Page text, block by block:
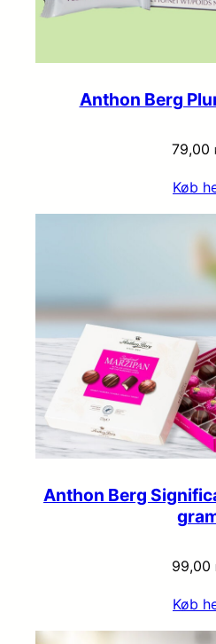
Anthon Berg
79,00
Køb
Anthon Berg
99,00
Køb